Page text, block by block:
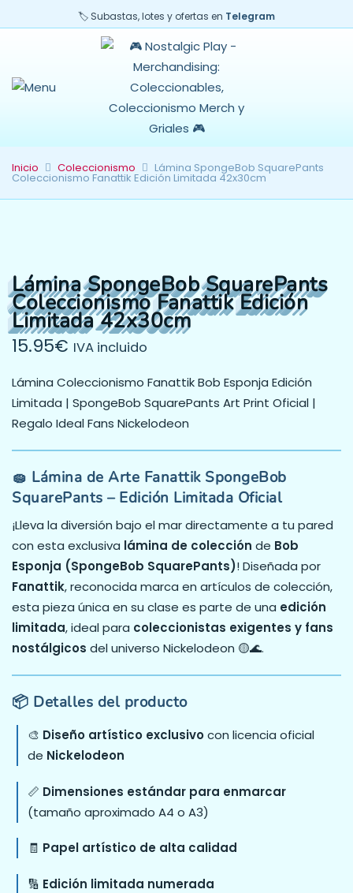
🏷️ Subastas, lotes y ofertas en Telegram
Inicio Coleccionismo Lámina SpongeBob SquarePants
Coleccionismo Fanattik Edición Limitada 42x30cm
Lámina SpongeBob SquarePants
Coleccionismo Fanattik Edición
Limitada 42x30cm
15.95€ IVA incluido
Lámina Coleccionismo Fanattik Bob Esponja Edición
Limitada | SpongeBob SquarePants Art Print Oficial |
Regalo Ideal Fans Nickelodeon
🧽 Lámina de Arte Fanattik SpongeBob
SquarePants – Edición Limitada Oficial
¡Lleva la diversión bajo el mar directamente a tu pared
con esta exclusiva lámina de colección de Bob
Esponja (SpongeBob SquarePants)! Diseñada por
Fanattik, reconocida marca en artículos de colección,
esta pieza única en su clase es parte de una edición
limitada, ideal para coleccionistas exigentes y fans
nostálgicos del universo Nickelodeon 🟡🌊.
📦 Detalles del producto
🎨 Diseño artístico exclusivocon licencia oficial
de Nickelodeon
📏 Dimensiones estándar para enmarcar
(tamaño aproximado A4 o A3)
🧾 Papel artístico de alta calidad
🔢 Edición limitada numerada